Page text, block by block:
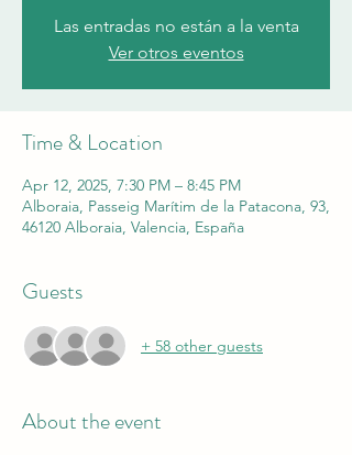
Las entradas no están a la venta
Ver otros eventos
Time & Location
Apr 12, 2025, 7:30 PM – 8:45 PM
Alboraia, Passeig Marítim de la Patacona, 93,
46120 Alboraia, Valencia, España
Guests
+ 58 other guests
About the event